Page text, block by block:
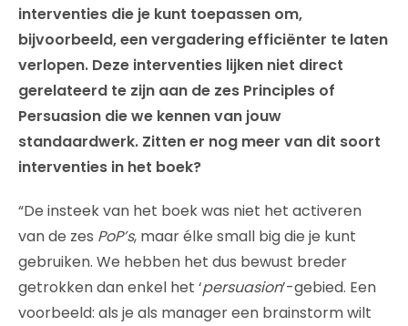
interventies die je kunt toepassen om,
bijvoorbeeld, een vergadering efficiënter te laten
verlopen. Deze interventies lijken niet direct
gerelateerd te zijn aan de zes Principles of
Persuasion die we kennen van jouw
standaardwerk. Zitten er nog meer van dit soort
interventies in het boek?
“De insteek van het boek was niet het activeren
van de zes PoP’s, maar élke small big die je kunt
gebruiken. We hebben het dus bewust breder
getrokken dan enkel het ‘persuasion’-gebied. Een
voorbeeld: als je als manager een brainstorm wilt